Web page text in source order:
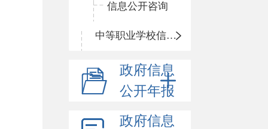
信息公开咨询
中等职业学校信息公开
政府信息
公开年报
政府信息